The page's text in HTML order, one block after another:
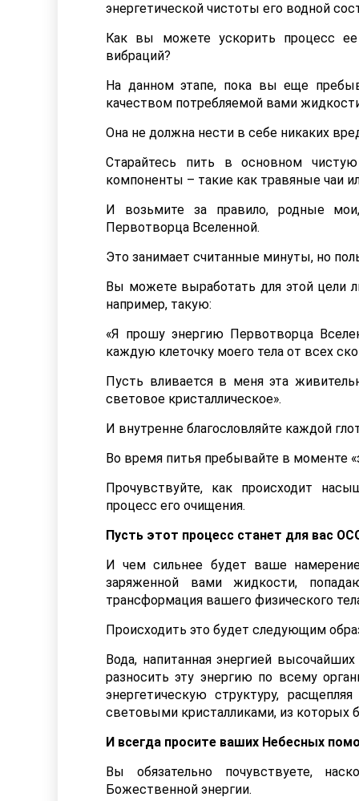
энергетической чистоты его водной
Как вы можете ускорить процесс
вибраций?
На данном этапе, пока вы еще
качеством потребляемой вами
Она не должна нести в себе никаких
Старайтесь пить в основном
компоненты – такие как травяные чаи
И возьмите за правило, родные
Первотворца Вселенной.
Это занимает считанные минуты, но
Вы можете выработать для этой цели
например, такую:
«Я прошу энергию Первотворца
каждую клеточку моего тела от всех
Пусть вливается в меня эта
световое кристаллическое».
И внутренне благословляйте каждой
Во время питья пребывайте в моменте
Прочувствуйте, как происходит
процесс его очищения.
Пусть этот процесс станет для
И чем сильнее будет ваше
заряженной вами жидкости,
трансформация вашего физического
Происходить это будет следующим
Вода, напитанная энергией
разносить эту энергию по всему
энергетическую структуру,
световыми кристалликами, из которых
И всегда просите ваших Небесных
Вы обязательно почувствуете,
Божественной энергии.